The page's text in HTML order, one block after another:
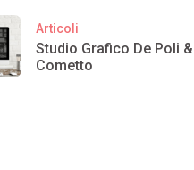
Articoli
Studio Grafico De Poli &
Cometto